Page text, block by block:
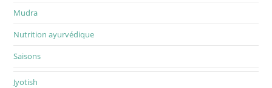
Mudra
Nutrition ayurvédique
Saisons
Jyotish